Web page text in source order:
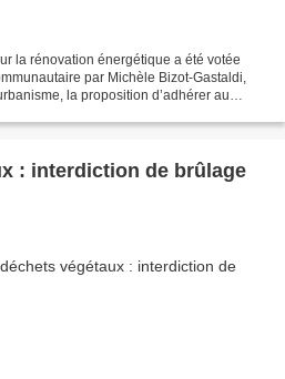
la rénovation énergétique a été votée
par Michèle Bizot-Gastaldi,
la proposition d’adhérer au
Les déchets végétaux : interdiction de brûlage